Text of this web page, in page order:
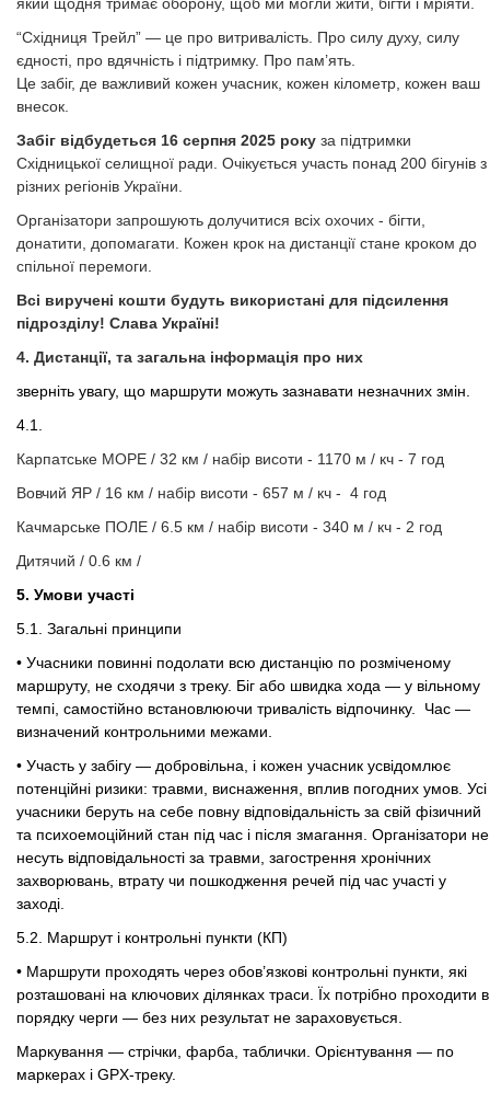
“Східниця Трейл” — це про витривалість. Про силу духу, силу
єдності, про вдячність і підтримку. Про пам’ять.
Це забіг, де важливий кожен учасник, кожен кілометр, кожен ваш
внесок.
Забіг відбудеться 16 серпня 2025 року за підтримки
Східницької селищної ради. Очікується участь понад 200 бігунів з
різних регіонів України.
Організатори запрошують долучитися всіх охочих - бігти,
донатити, допомагати. Кожен крок на дистанції стане кроком до
спільної перемоги.
Всі виручені кошти будуть використані для підсилення
підрозділу! Слава Україні!
4. Дистанції, та загальна інформація про них
зверніть увагу, що маршрути можуть зазнавати незначних змін.
4.1.
Карпатське МОРЕ / 32 км / набір висоти - 1170 м / кч - 7 год
Вовчий ЯР / 16 км / набір висоти - 657 м / кч - 4 год
Качмарське ПОЛЕ / 6.5 км / набір висоти - 340 м / кч - 2 год
Дитячий / 0.6 км /
5. Умови участі
5.1. Загальні принципи
• Учасники повинні подолати всю дистанцію по розміченому
маршруту, не сходячи з треку. Біг або швидка хода — у вільному
темпі, самостійно встановлюючи тривалість відпочинку. Час —
визначений контрольними межами.
• Участь у забігу — добровільна, і кожен учасник усвідомлює
потенційні ризики: травми, виснаження, вплив погодних умов. Усі
учасники беруть на себе повну відповідальність за свій фізичний
та психоемоційний стан під час і після змагання. Організатори не
несуть відповідальності за травми, загострення хронічних
захворювань, втрату чи пошкодження речей під час участі у
заході.
5.2. Маршрут і контрольні пункти (КП)
• Маршрути проходять через обов’язкові контрольні пункти, які
розташовані на ключових ділянках траси. Їх потрібно проходити в
порядку черги — без них результат не зараховується.
Маркування — стрічки, фарба, таблички. Орієнтування — по
маркерах і GPX-треку.